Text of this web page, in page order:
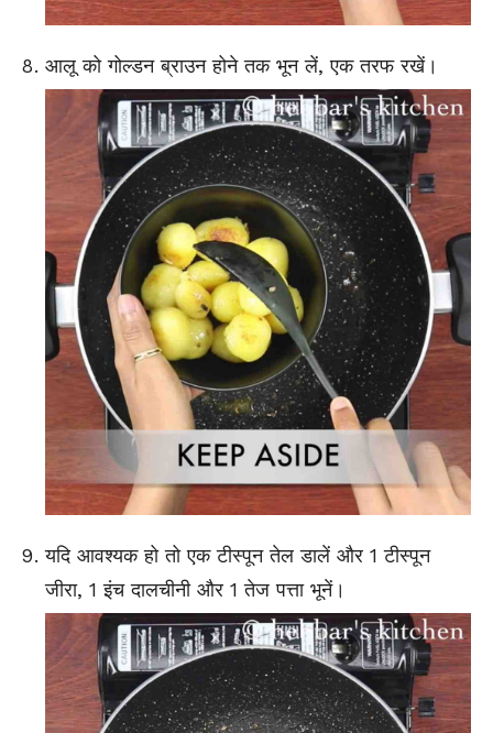
आलू को गोल्डन ब्राउन होने तक भून लें, एक तरफ रखें।
यदि आवश्यक हो तो एक टीस्पून तेल डालें और 1 टीस्पून
जीरा, 1 इंच दालचीनी और 1 तेज पत्ता भूनें।